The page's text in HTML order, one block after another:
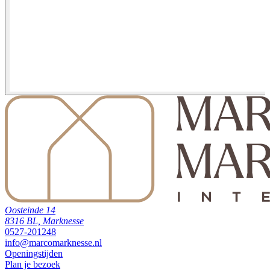
Oosteinde 14
8316 BL, Marknesse
0527-201248
info@marcomarknesse.nl
Openingstijden
Plan je bezoek